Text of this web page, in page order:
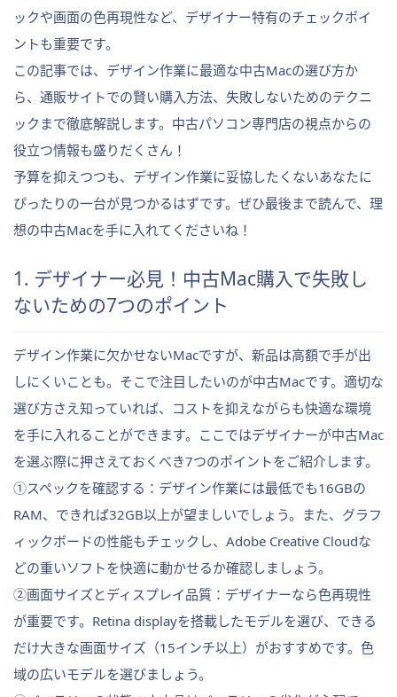
ックや画面の色再現性など、デザイナー特有のチェックポイ
ントも重要です。
この記事では、デザイン作業に最適な中古Macの選び方か
ら、通販サイトでの賢い購入方法、失敗しないためのテクニ
ックまで徹底解説します。中古パソコン専門店の視点からの
役立つ情報も盛りだくさん！
予算を抑えつつも、デザイン作業に妥協したくないあなたに
ぴったりの一台が見つかるはずです。ぜひ最後まで読んで、理
想の中古Macを手に入れてくださいね！
1. デザイナー必見！中古Mac購入で失敗し
ないための7つのポイント
デザイン作業に欠かせないMacですが、新品は高額で手が出
しにくいことも。そこで注目したいのが中古Macです。適切な
選び方さえ知っていれば、コストを抑えながらも快適な環境
を手に入れることができます。ここではデザイナーが中古Mac
を選ぶ際に押さえておくべき7つのポイントをご紹介します。
①スペックを確認する：デザイン作業には最低でも16GBの
RAM、できれば32GB以上が望ましいでしょう。また、グラフ
ィックボードの性能もチェックし、Adobe Creative Cloudな
どの重いソフトを快適に動かせるか確認しましょう。
②画面サイズとディスプレイ品質：デザイナーなら色再現性
が重要です。Retina displayを搭載したモデルを選び、できる
だけ大きな画面サイズ（15インチ以上）がおすすめです。色
域の広いモデルを選びましょう。